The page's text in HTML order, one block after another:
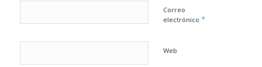
Correo
electrónico *
Web